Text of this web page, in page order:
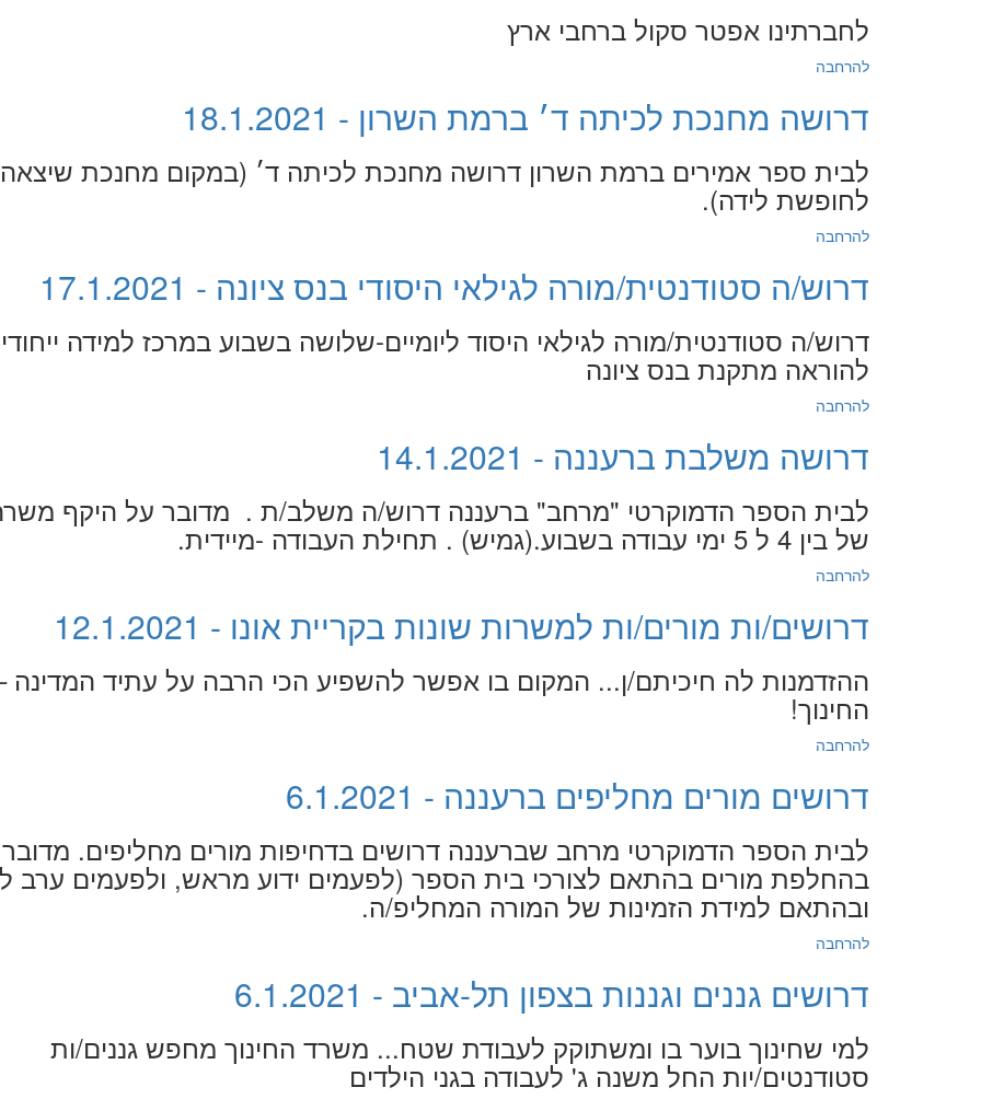
לחברתינו אפטר סקול ברחבי ארץ
להרחבה
דרושה מחנכת לכיתה ד׳ ברמת השרון - 18.1.2021
לבית ספר אמירים ברמת השרון דרושה מחנכת לכיתה ד׳ (במקום מחנכת שיצאה
לחופשת לידה).
להרחבה
דרוש/ה סטודנטית/מורה לגילאי היסודי בנס ציונה - 17.1.2021
דרוש/ה סטודנטית/מורה לגילאי היסוד ליומיים-שלושה בשבוע במרכז למידה ייחודי
להוראה מתקנת בנס ציונה
להרחבה
דרושה משלבת ברעננה - 14.1.2021
לבית הספר הדמוקרטי "מרחב" ברעננה דרוש/ה משלב/ת . מדובר על היקף
של בין 4 ל 5 ימי עבודה בשבוע.(גמיש) . תחילת העבודה -מיידית.
להרחבה
דרושים/ות מורים/ות למשרות שונות בקריית אונו - 12.1.2021
ההזדמנות לה חיכיתם/ן... המקום בו אפשר להשפיע הכי הרבה על עתיד המדינה
החינוך!
להרחבה
דרושים מורים מחליפים ברעננה - 6.1.2021
לבית הספר הדמוקרטי מרחב שברעננה דרושים בדחיפות מורים מחליפים. מדובר
בהחלפת מורים בהתאם לצורכי בית הספר (לפעמים ידוע מראש, ולפעמים ערב
ובהתאם למידת הזמינות של המורה המחליפ/ה.
להרחבה
דרושים גננים וגננות בצפון תל-אביב - 6.1.2021
למי שחינוך בוער בו ומשתוקק לעבודת שטח... משרד החינוך מחפש גננים/ות
סטודנטים/יות החל משנה ג' לעבודה בגני הילדים